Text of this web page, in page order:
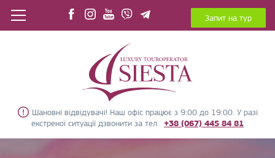
Шановні відвідувачі! Наш офіс працює з 9:00 до 19:00. У разі
екстреної ситуації дзвонити за тел. +38 (067) 445 84 81
Запит на тур